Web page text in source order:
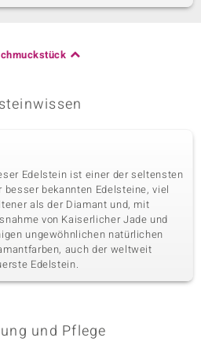
Edelstein ist einer der seltensten
besser bekannten Edelsteine, viel
als der Diamant und, mit
von Kaiserlicher Jade und
ungewöhnlichen natürlichen
auch der weltweit
Edelstein.
und Pflege